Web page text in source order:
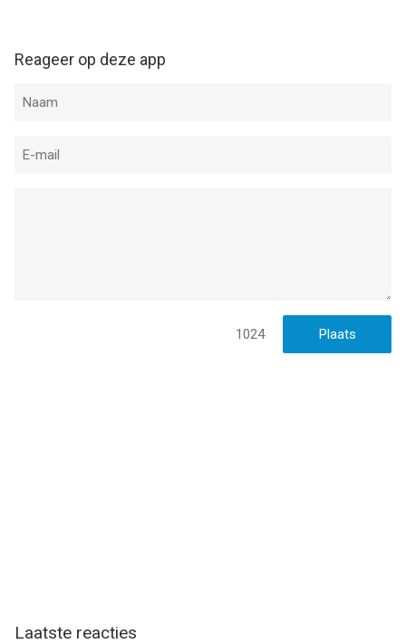
Reageer op deze app
1024
Laatste reacties